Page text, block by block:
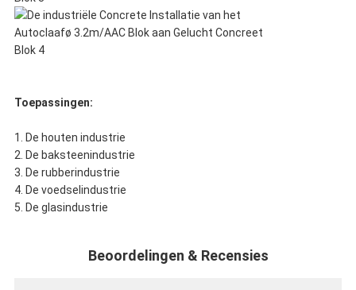
Toepassingen:
1. De houten industrie
2. De baksteenindustrie
3. De rubberindustrie
4. De voedselindustrie
5. De glasindustrie
Beoordelingen & Recensies